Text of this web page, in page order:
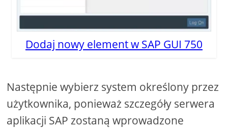
Dodaj nowy element w SAP GUI 750
Następnie wybierz system określony przez
użytkownika, ponieważ szczegóły serwera
aplikacji SAP zostaną wprowadzone